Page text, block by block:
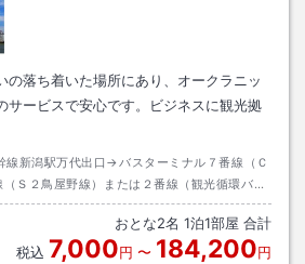
の落ち着いた場所にあり、オークラニッ
サービスで安心です。ビジネスに観光拠
線新潟駅万代出口→バスターミナル７番線（Ｃ
（Ｓ２鳥屋野線）または２番線（観光循環バ
町」下車→ホテルまで徒歩約２分
おとな2名 1泊1部屋 合計
税込 7,000円 〜 184,200円